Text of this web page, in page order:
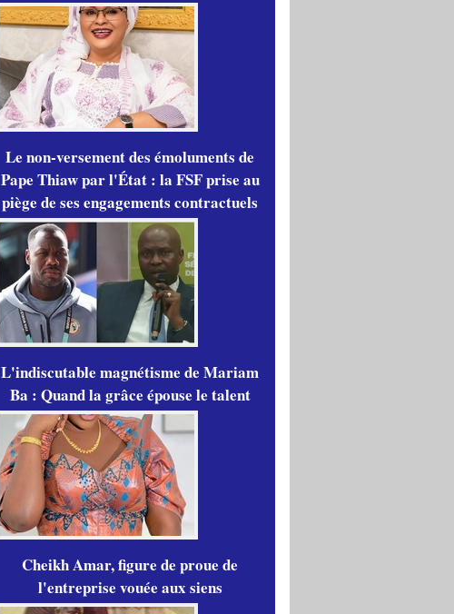
Le non-versement des émoluments de
Pape Thiaw par l'État : la FSF prise au
piège de ses engagements contractuels
L'indiscutable magnétisme de Mariam
Ba : Quand la grâce épouse le talent
Cheikh Amar, figure de proue de
l'entreprise vouée aux siens